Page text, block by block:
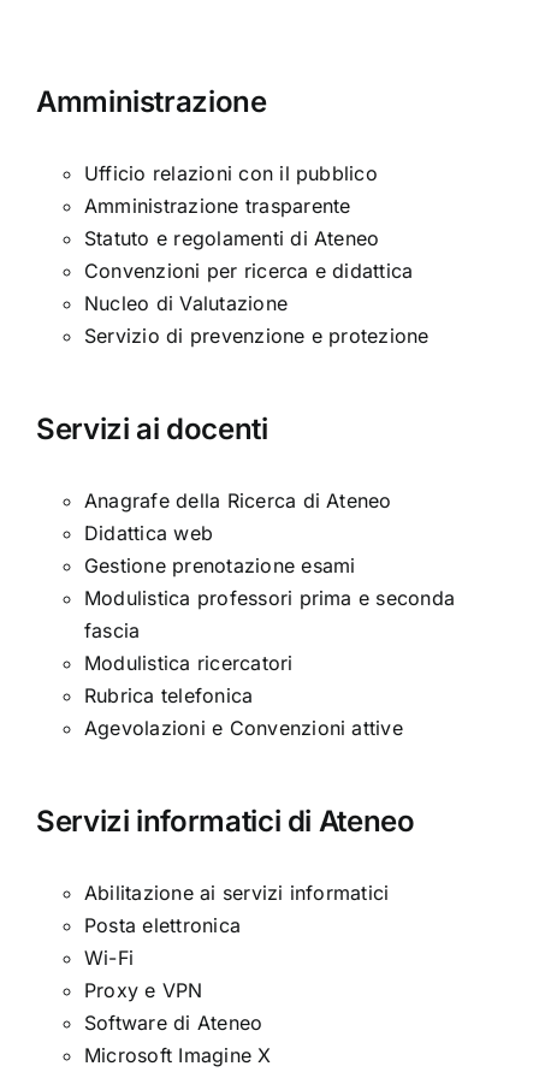
Amministrazione
Ufficio relazioni con il pubblico
Amministrazione trasparente
Statuto e regolamenti di Ateneo
Convenzioni per ricerca e didattica
Nucleo di Valutazione
Servizio di prevenzione e protezione
Servizi ai docenti
Anagrafe della Ricerca di Ateneo
Didattica web
Gestione prenotazione esami
Modulistica professori prima e seconda
fascia
Modulistica ricercatori
Rubrica telefonica
Agevolazioni e Convenzioni attive
Servizi informatici di Ateneo
Abilitazione ai servizi informatici
Posta elettronica
Wi-Fi
Proxy e VPN
Software di Ateneo
Microsoft Imagine X